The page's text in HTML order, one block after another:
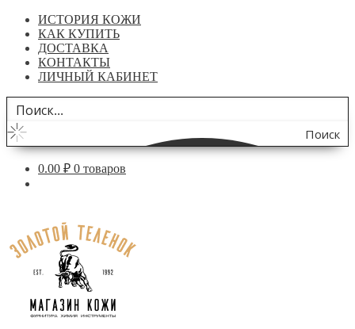
ИСТОРИЯ КОЖИ
КАК КУПИТЬ
ДОСТАВКА
КОНТАКТЫ
ЛИЧНЫЙ КАБИНЕТ
Поиск
по
0.00 ₽ 0 товаров
навигации
содержимому